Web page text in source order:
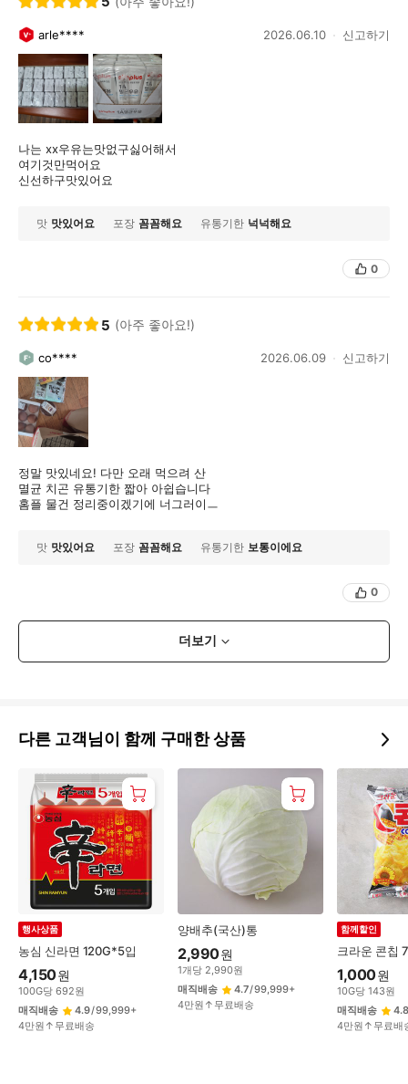
arle**** 2026.06.10 신고하기
나는 xx우유는맛없구싫어해서
여기것만먹어요
신선하구맛있어요
맛 맛있어요 포장 꼼꼼해요 유통기한 넉넉해요
0
5 (아주 좋아요!)
co**** 2026.06.09 신고하기
정말 맛있네요! 다만 오래 먹으려 산
멸균 치곤 유통기한 짧아 아쉽습니다
홈플 물건 정리중이겠기에 너그러이ㅡ
맛 맛있어요 포장 꼼꼼해요 유통기한 보통이에요
0
더보기
다른 고객님이 함께 구매한 상품
농심 신라면 120G*5입
행사상품
4,150원
100G당 692원
매직배송
4.9/99,999+
4만원↑무료배송
양배추(국산)통
2,990원
1개당 2,990원
매직배송
4.7/99,999+
4만원↑무료배송
크라운 콘칩
함께할인
1,000원
10G당 143원
매직배송
4.8
4만원↑무료배